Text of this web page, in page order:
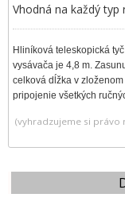
Vhodná na každý typ
Hliníková teleskopická
vysávača je 4,8 m.
celková dĺžka v
pripojenie všetkých
(vyhradzujeme si